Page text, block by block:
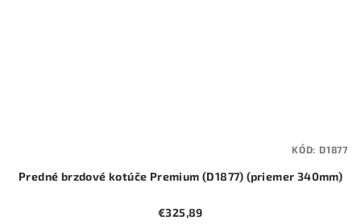
Predné brzdové kotúče Premium (D1877) (priemer 340mm)
€325,89
KÓD: D1877